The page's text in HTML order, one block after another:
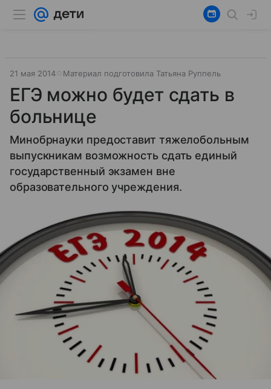
21 мая 2014 Материал подготовила Татьяна Руппель
ЕГЭ можно будет сдать в
больнице
Минобрнауки предоставит тяжелобольным
выпускникам возможность сдать единый
государственный экзамен вне
образовательного учреждения.